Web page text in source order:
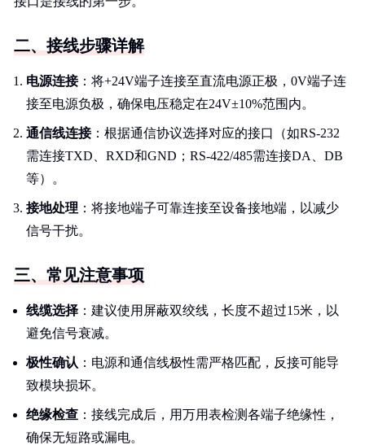
二、接线步骤详解
电源连接：将+24V端子连接至直流电源正极，0V端子连
接至电源负极，确保电压稳定在24V±10%范围内。
通信线连接：根据通信协议选择对应的接口（如RS-232
需连接TXD、RXD和GND；RS-422/485需连接DA、DB
等）。
接地处理 ：将接地端子可靠连接至设备接地端，以减少
信号干扰。
三、常见注意事项
线缆选择 ：建议使用屏蔽双绞线，长度不超过15米，以
避免信号衰减。
极性确认 ：电源和通信线极性需严格匹配，反接可能导
致模块损坏。
绝缘检查 ：接线完成后，用万用表检测各端子绝缘性，
确保无短路或漏电。